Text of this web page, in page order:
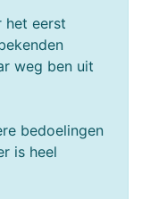
het eerst
weg ben uit
bedoelingen
is heel